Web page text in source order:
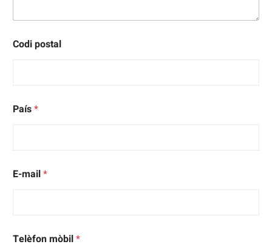
Codi postal
País*
E-mail*
Telèfon mòbil*